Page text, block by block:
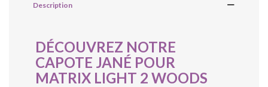
Description
DÉCOUVREZ NOTRE
CAPOTE JANÉ POUR
MATRIX LIGHT 2 WOODS